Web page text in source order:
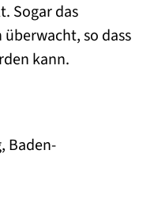
Sogar das
so dass
kann.
Baden-